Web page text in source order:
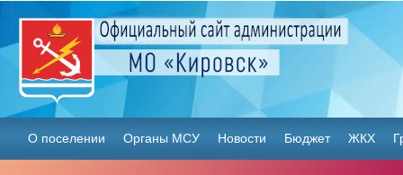
О поселении Органы МСУ Новости Бюджет ЖКХ